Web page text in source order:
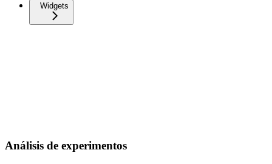
Widgets
Análisis de experimentos